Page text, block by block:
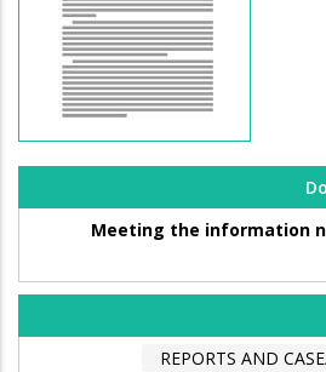
Meeting the information
REPORTS AND